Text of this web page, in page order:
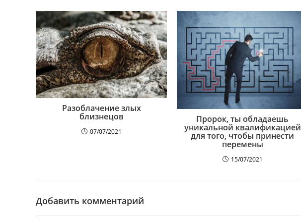
Разоблачение злых
близнецов
07/07/2021
Пророк, ты обладаешь
уникальной квалификацией
для того, чтобы принести
перемены
15/07/2021
Добавить комментарий